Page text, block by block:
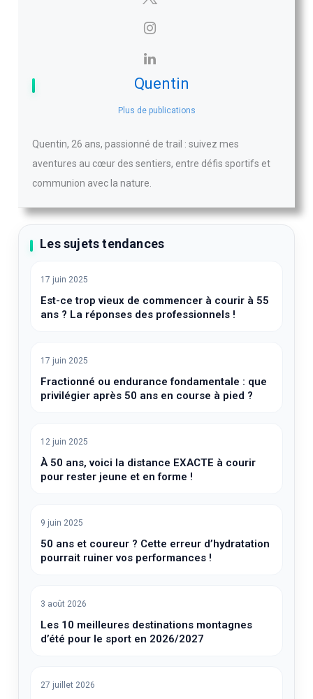
Quentin
Plus de publications
Quentin, 26 ans, passionné de trail : suivez mes
aventures au cœur des sentiers, entre défis sportifs et
communion avec la nature.
Les sujets tendances
17 juin 2025
Est-ce trop vieux de commencer à courir à 55
ans ? La réponses des professionnels !
17 juin 2025
Fractionné ou endurance fondamentale : que
privilégier après 50 ans en course à pied ?
12 juin 2025
À 50 ans, voici la distance EXACTE à courir
pour rester jeune et en forme !
9 juin 2025
50 ans et coureur ? Cette erreur d’hydratation
pourrait ruiner vos performances !
3 août 2026
Les 10 meilleures destinations montagnes
d’été pour le sport en 2026/2027
27 juillet 2026